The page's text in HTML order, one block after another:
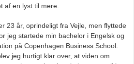
af en lyst til mere.
23 år, oprindeligt fra Vejle, men flyttede
jeg startede min bachelor i Engelsk og
på Copenhagen Business School.
jeg hurtigt klar over, at viden om